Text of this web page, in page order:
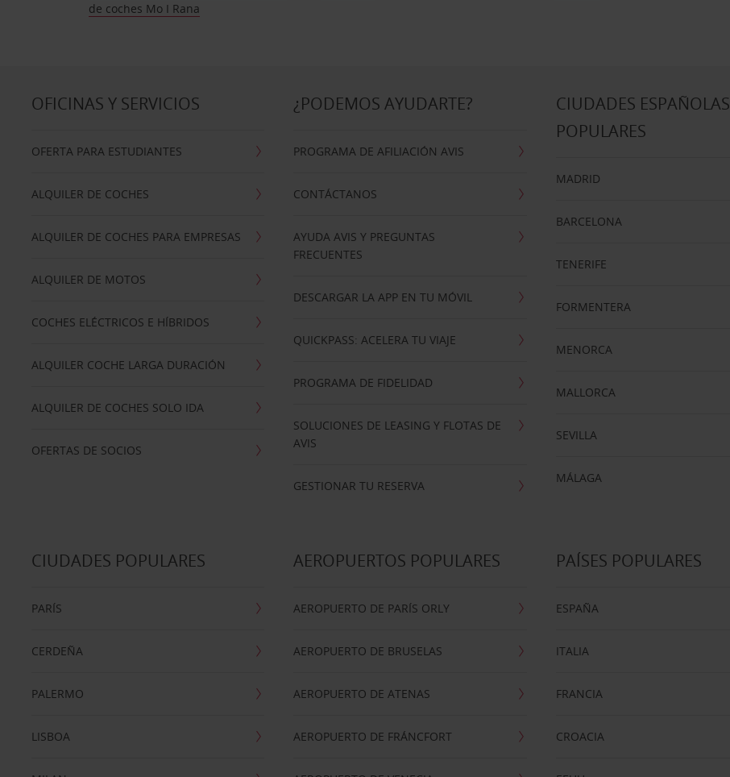
de coches Mo I Rana
OFICINAS Y SERVICIOS
OFERTA PARA ESTUDIANTES
ALQUILER DE COCHES
ALQUILER DE COCHES PARA EMPRESAS
ALQUILER DE MOTOS
COCHES ELÉCTRICOS E HÍBRIDOS
ALQUILER COCHE LARGA DURACIÓN
ALQUILER DE COCHES SOLO IDA
OFERTAS DE SOCIOS
¿PODEMOS AYUDARTE?
PROGRAMA DE AFILIACIÓN AVIS
CONTÁCTANOS
AYUDA AVIS Y PREGUNTAS
FRECUENTES
DESCARGAR LA APP EN TU MÓVIL
QUICKPASS: ACELERA TU VIAJE
PROGRAMA DE FIDELIDAD
SOLUCIONES DE LEASING Y FLOTAS DE
AVIS
GESTIONAR TU RESERVA
CIUDADES ESPAÑOLAS
POPULARES
MADRID
BARCELONA
TENERIFE
FORMENTERA
MENORCA
MALLORCA
SEVILLA
MÁLAGA
CIUDADES POPULARES
PARÍS
CERDEÑA
PALERMO
LISBOA
AEROPUERTOS POPULARES
AEROPUERTO DE PARÍS ORLY
AEROPUERTO DE BRUSELAS
AEROPUERTO DE ATENAS
AEROPUERTO DE FRÁNCFORT
PAÍSES POPULARES
ESPAÑA
ITALIA
FRANCIA
CROACIA